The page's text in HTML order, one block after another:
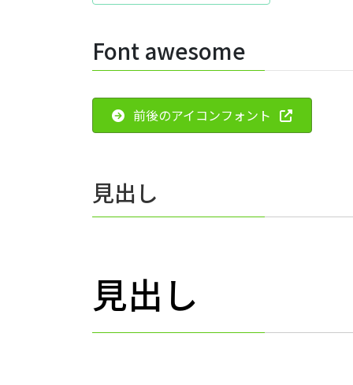
Font awesome
前後のアイコンフォント
見出し
見出し